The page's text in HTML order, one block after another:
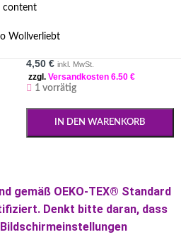
content
4,50 € inkl. MwSt.
zzgl. Versandkosten 6.50 €
1 vorrätig
IN DEN WARENKORB
gemäß OEKO-TEX® Standard
Denkt bitte daran, dass